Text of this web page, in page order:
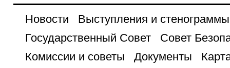
Новости
Выступления и стенограммы
Государственный Совет
Совет
Комиссии и советы
Документы